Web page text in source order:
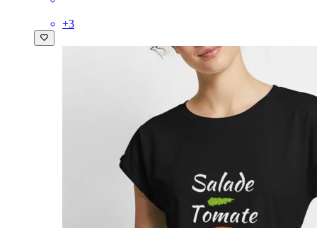
+3